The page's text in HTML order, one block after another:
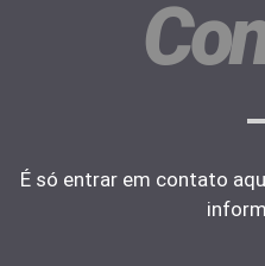
É só entrar em contato